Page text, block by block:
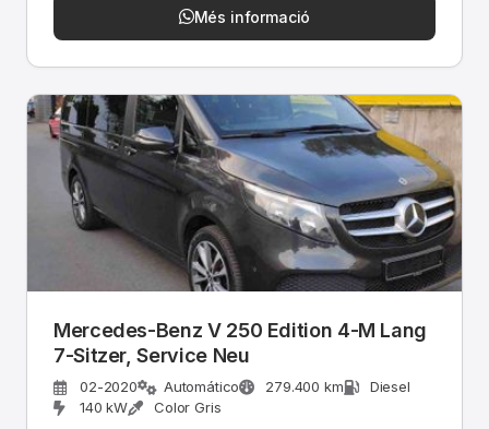
Més informació
Mercedes-Benz V 250 Edition 4-M Lang
7-Sitzer, Service Neu
02-2020 Automático 279.400 km
Diesel
140 kW
Color Gris